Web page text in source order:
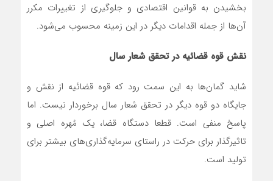
بخشیدن به قوانین اقتصادی و جلوگیری از تغییرات مکرر
آن‌ها از جمله اقدامات دیگر در این زمینه محسوب می‌شود.
نقش قوه قضائیه در تحقق شعار سال
شاید گمان‌ها به این سمت رود که قوه قضائیه از نقش و
جایگاه دو قوه دیگر در تحقق شعار سال برخوردار نیست. اما
پاسخ منفی است. قطعا دستگاه قضا، یک مُهره اصلی و
تاثیرگذار برای حرکت در راستای سرمایه‌گذاری‌های بیشتر برای
تولید است.